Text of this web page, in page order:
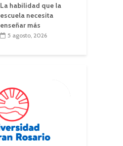
La habilidad que la
escuela necesita
enseñar más
5 agosto, 2026